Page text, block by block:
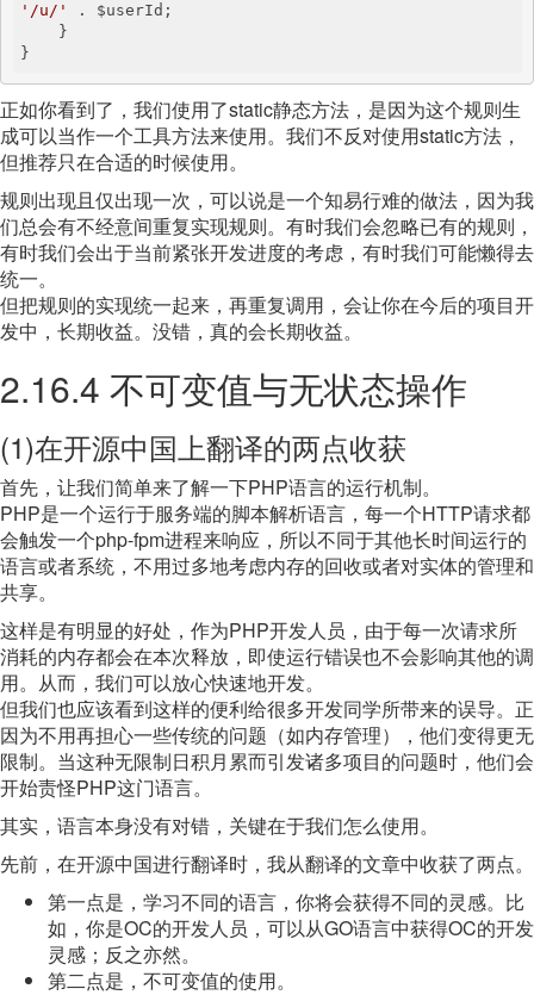
'/u/'
. $userId;
}
正如你看到了，我们使用了static静态方法，是因为这个规则生
成可以当作一个工具方法来使用。我们不反对使用static方法，
但推荐只在合适的时候使用。
规则出现且仅出现一次，可以说是一个知易行难的做法，因为我
们总会有不经意间重复实现规则。有时我们会忽略已有的规则，
有时我们会出于当前紧张开发进度的考虑，有时我们可能懒得去
统一。
但把规则的实现统一起来，再重复调用，会让你在今后的项目开
发中，长期收益。没错，真的会长期收益。
2.16.4 不可变值与无状态操作
(1)在开源中国上翻译的两点收获
首先，让我们简单来了解一下PHP语言的运行机制。
PHP是一个运行于服务端的脚本解析语言，每一个HTTP请求都
会触发一个php-fpm进程来响应，所以不同于其他长时间运行的
语言或者系统，不用过多地考虑内存的回收或者对实体的管理和
共享。
这样是有明显的好处，作为PHP开发人员，由于每一次请求所
消耗的内存都会在本次释放，即使运行错误也不会影响其他的调
用。从而，我们可以放心快速地开发。
但我们也应该看到这样的便利给很多开发同学所带来的误导。正
因为不用再担心一些传统的问题（如内存管理），他们变得更无
限制。当这种无限制日积月累而引发诸多项目的问题时，他们会
开始责怪PHP这门语言。
其实，语言本身没有对错，关键在于我们怎么使用。
先前，在开源中国进行翻译时，我从翻译的文章中收获了两点。
第一点是，学习不同的语言，你将会获得不同的灵感。比
如，你是OC的开发人员，可以从GO语言中获得OC的开发
灵感；反之亦然。
第二点是，不可变值的使用。